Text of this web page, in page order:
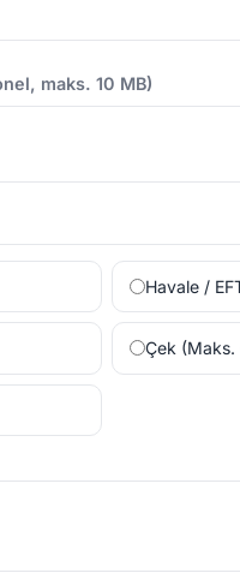
maks. 10 MB)
Havale /
Çek (Maks.